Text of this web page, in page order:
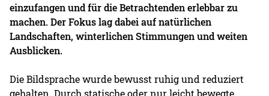
einzufangen und für die Betrachtenden erlebbar zu
machen. Der Fokus lag dabei auf natürlichen
Landschaften, winterlichen Stimmungen und weiten
Ausblicken.
Die Bildsprache wurde bewusst ruhig und reduziert
gehalten. Durch statische oder nur leicht bewegte